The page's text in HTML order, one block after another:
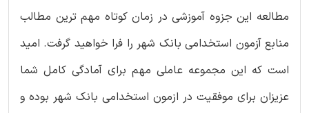
مطالعه این جزوه آموزشی در زمان کوتاه مهم ترین مطالب
منابع آزمون استخدامی بانک شهر را فرا خواهید گرفت. امید
است که این مجموعه عاملی مهم برای آمادگی کامل شما
عزیزان برای موفقیت در ازمون استخدامی بانک شهر بوده و